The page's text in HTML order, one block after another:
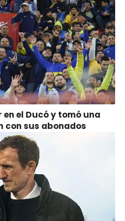
el Ducó y tomó una
con sus abonados